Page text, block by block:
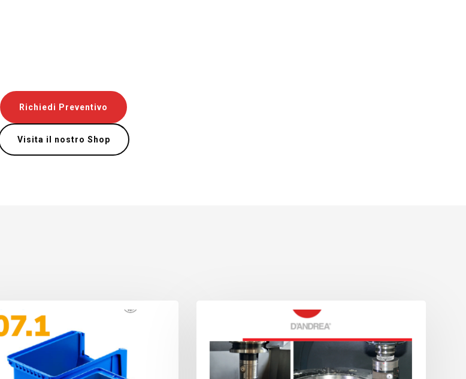
Richiedi Preventivo
Visita il nostro Shop